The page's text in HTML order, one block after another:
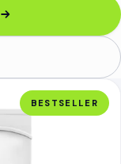
BESTSELLER